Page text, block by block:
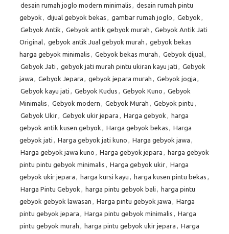
desain rumah joglo modern minimalis , desain rumah pintu
gebyok , dijual gebyok bekas , gambar rumah joglo , Gebyok ,
Gebyok Antik , Gebyok antik gebyok murah , Gebyok Antik Jati
Original, gebyok antik Jual gebyok murah , gebyok bekas
harga gebyok minimalis , Gebyok bekas murah , Gebyok dijual,
Gebyok Jati , gebyok jati murah pintu ukiran kayu jati , Gebyok
jawa , Gebyok Jepara , gebyok jepara murah , Gebyok jogja ,
Gebyok kayu jati , Gebyok Kudus , Gebyok Kuno , Gebyok
Minimalis , Gebyok modern , Gebyok Murah , Gebyok pintu ,
Gebyok Ukir, Gebyok ukir jepara , Harga gebyok , harga
gebyok antik kusen gebyok , Harga gebyok bekas , Harga
gebyok jati , Harga gebyok jati kuno , Harga gebyok jawa ,
Harga gebyok jawa kuno , Harga gebyok jepara , harga gebyok
pintu pintu gebyok minimalis , Harga gebyok ukir, Harga
gebyok ukir jepara , harga kursi kayu , harga kusen pintu bekas ,
Harga Pintu Gebyok , harga pintu gebyok bali , harga pintu
gebyok gebyok lawasan , Harga pintu gebyok jawa , Harga
pintu gebyok jepara , Harga pintu gebyok minimalis , Harga
pintu gebyok murah , harga pintu gebyok ukir jepara , Harga